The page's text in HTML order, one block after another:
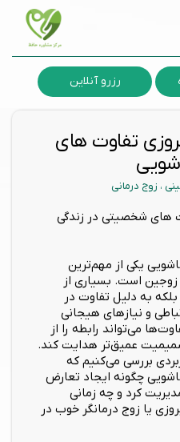
تفاوت های
، زوج درمانی
های شخصیتی در زندگی
یکی از مهم‌ترین
است. بسیاری از
به دلیل تفاوت در
و نیازهای هیجانی
می‌تواند رابطه را از
عمیق‌تر هدایت کند.
بررسی می‌کنیم که
چگونه ایجاد تعارض
کرد و چه زمانی
یا زوج درمانگر خوب در
رزرو آنلاین